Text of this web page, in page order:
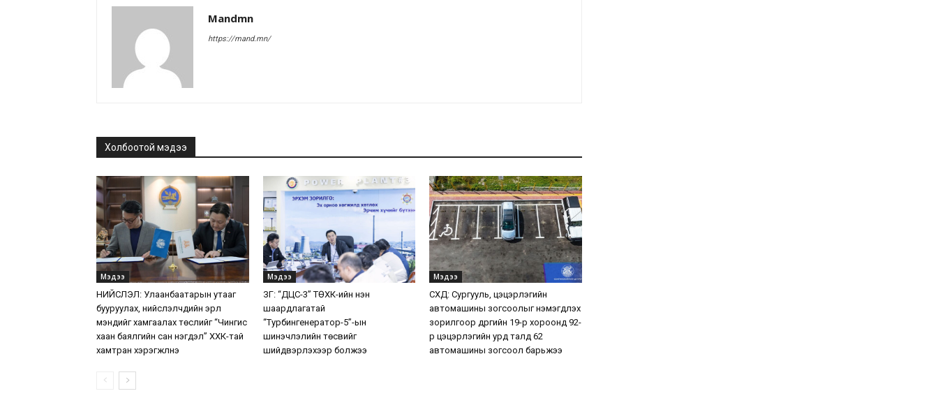
Mandmn
https://mand.mn/
Холбоотой мэдээ
Мэдээ
НИЙСЛЭЛ: Улаанбаатарын утааг
бууруулах, нийслэлчүүдийн эрүүл
мэндийг хамгаалах төслийг “Чингис
хаан баялгийн сан нэгдэл” ХХК-тай
хамтран хэрэгжүүлнэ
Мэдээ
ЗГ: “ДЦС-3” ТӨХК-ийн нэн
шаардлагатай
“Турбингенератор-5”-ын
шинэчлэлийн төсвийг
шийдвэрлэхээр болжээ
Мэдээ
СХД: Сургууль, цэцэрлэгийн
автомашины зогсоолыг нэмэгдүүлэх
зорилгоор дүүргийн 19-р хороонд 92-
р цэцэрлэгийн урд талд 62
автомашины зогсоол барьжээ